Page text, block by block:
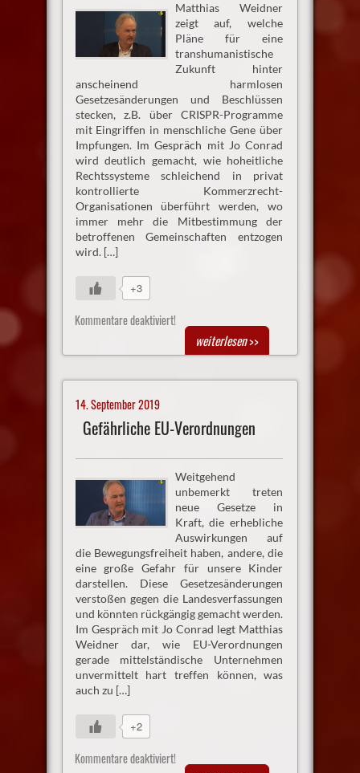
Matthias Weidner
zeigt auf, welche
Pläne für eine
transhumanistische
Zukunft hinter
anscheinend harmlosen
Gesetzesänderungen und Beschlüssen
stecken, z.B. über CRISPR-Programme
mit Eingriffen in menschliche Gene über
Impfungen. Im Gespräch mit Jo Conrad
wird deutlich gemacht, wie hoheitliche
Rechtssysteme schleichend in privat
kontrollierte Kommerzrecht-
Organisationen überführt werden, wo
immer mehr die Mitbestimmung der
betroffenen Gemeinschaften entzogen
wird. […]
+3
Kommentare deaktiviert!
weiterlesen>>
14. September 2019
Gefährliche EU-Verordnungen
Weitgehend
unbemerkt treten
neue Gesetze in
Kraft, die erhebliche
Auswirkungen auf
die Bewegungsfreiheit haben, andere, die
eine große Gefahr für unsere Kinder
darstellen. Diese Gesetzesänderungen
verstoßen gegen die Landesverfassungen
und könnten rückgängig gemacht werden.
Im Gespräch mit Jo Conrad legt Matthias
Weidner dar, wie EU-Verordnungen
gerade mittelständische Unternehmen
unvermittelt hart treffen können, was
auch zu […]
+2
Kommentare deaktiviert!